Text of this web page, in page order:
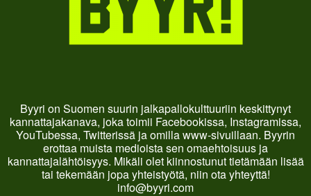
Byyri on Suomen suurin jalkapallokulttuuriin keskittynyt
kannattajakanava, joka toimii Facebookissa, Instagramissa,
YouTubessa, Twitterissä ja omilla www-sivuillaan. Byyrin
erottaa muista medioista sen omaehtoisuus ja
kannattajalähtöisyys. Mikäli olet kiinnostunut tietämään lisää
tai tekemään jopa yhteistyötä, niin ota yhteyttä!
info@byyri.com